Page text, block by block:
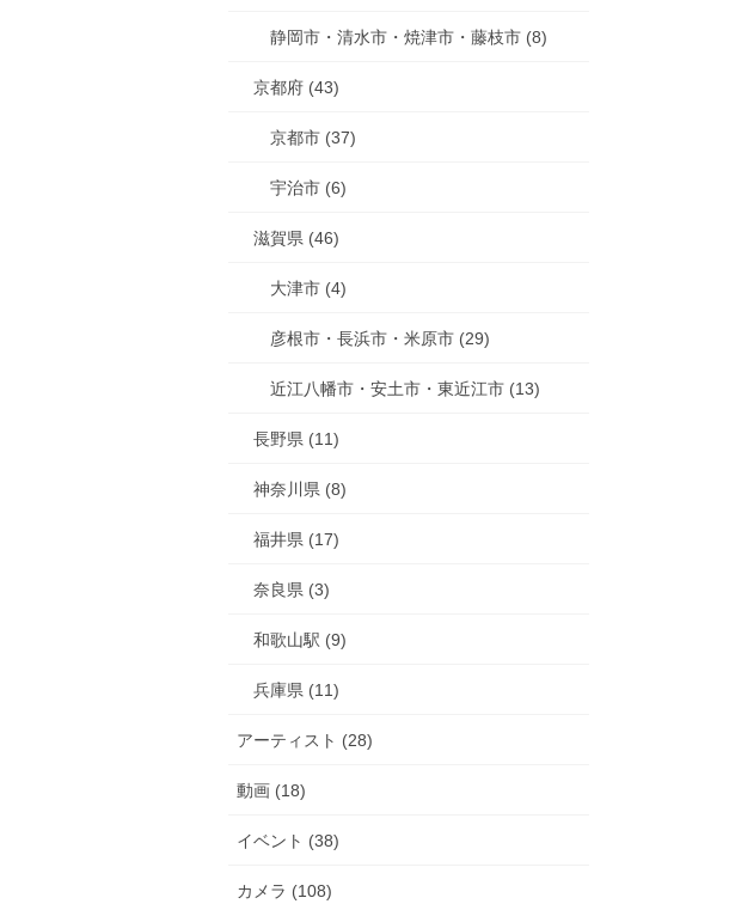
静岡市・清水市・焼津市・藤枝市 (8)
京都府 (43)
京都市 (37)
宇治市 (6)
滋賀県 (46)
大津市 (4)
彦根市・長浜市・米原市 (29)
近江八幡市・安土市・東近江市 (13)
長野県 (11)
神奈川県 (8)
福井県 (17)
奈良県 (3)
和歌山駅 (9)
兵庫県 (11)
アーティスト (28)
動画 (18)
イベント (38)
カメラ (108)